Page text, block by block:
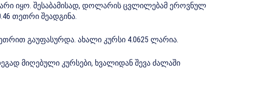
იყო. შესაბამისად, დოლარის ცვლილებამ ეროვნულ
თეთრი შეადგინა.
გაუფასურდა. ახალი კურსი 4.0625 ლარია.
მიღებული კურსები, ხვალიდან შევა ძალაში